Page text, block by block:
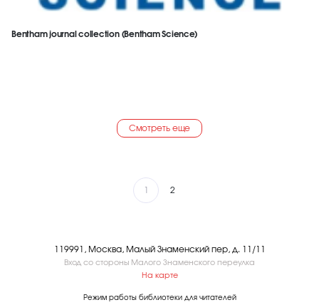
Bentham journal collection (Bentham Science)
Смотреть еще
1 2
119991, Москва, Малый Знаменский пер, д. 11/11
Вход со стороны Малого Знаменского переулка
На карте
Режим работы библиотеки для читателей